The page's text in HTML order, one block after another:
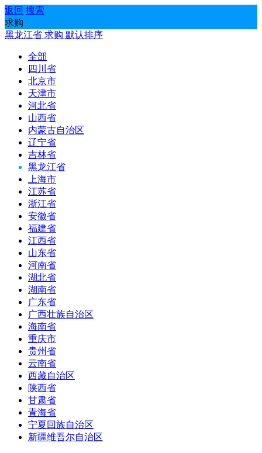
返回 搜索
求购
黑龙江省 求购 默认排序
全部
四川省
北京市
天津市
河北省
山西省
内蒙古自治区
辽宁省
吉林省
黑龙江省
上海市
江苏省
浙江省
安徽省
福建省
江西省
山东省
河南省
湖北省
湖南省
广东省
广西壮族自治区
海南省
重庆市
贵州省
云南省
西藏自治区
陕西省
甘肃省
青海省
宁夏回族自治区
新疆维吾尔自治区